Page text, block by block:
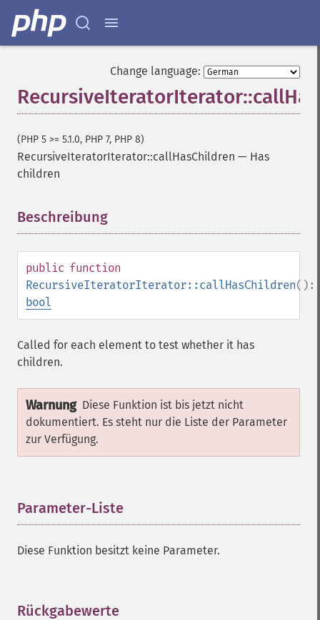
Change language:
(PHP 5 >= 5.1.0, PHP 7, PHP 8)
RecursiveIteratorIterator::callHasChildren — Has
children
Beschreibung
public function
RecursiveIteratorIterator::callHasChildren():
bool
Called for each element to test whether it has
children.
Warnung Diese Funktion ist bis jetzt nicht
dokumentiert. Es steht nur die Liste der Parameter
zur Verfügung.
Parameter-Liste
Diese Funktion besitzt keine Parameter.
Rückgabewerte